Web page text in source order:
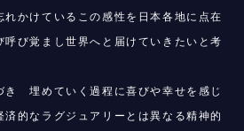
かけているこの感性を日本各地に点在
び覚まし世界へと届けていきたいと考
き 埋めていく過程に喜びや幸せを感じ
的なラグジュアリーとは異なる精神的